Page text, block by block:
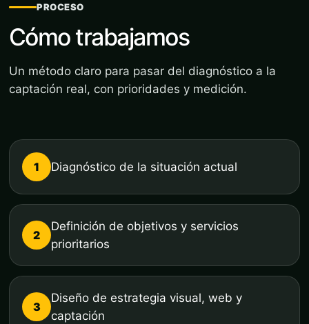
PROCESO
Cómo trabajamos
Un método claro para pasar del diagnóstico a la
captación real, con prioridades y medición.
1 Diagnóstico de la situación actual
2
Definición de objetivos y servicios
prioritarios
3
Diseño de estrategia visual, web y
captación